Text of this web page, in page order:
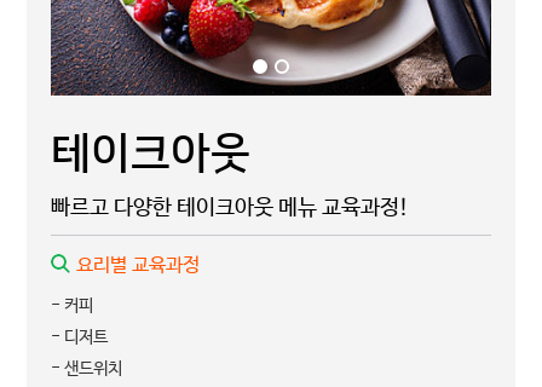
테이크아웃
빠르고 다양한 테이크아웃 메뉴 교육과정!
요리별 교육과정
- 커피
- 디저트
- 샌드위치